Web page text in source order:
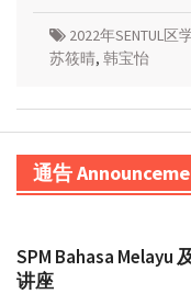
2022年SENTUL
苏筱晴, 韩宝怡
通告
SPM Bahasa Melayu
讲座